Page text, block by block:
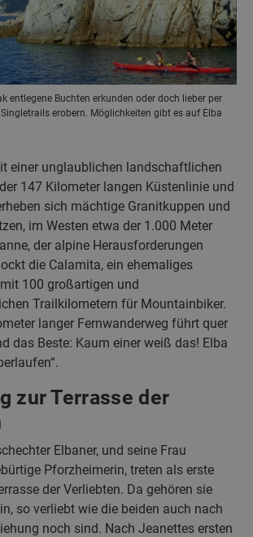
entlegene Buchten erkunden oder doch lieber per
Singletrails erobern. Möglichkeiten gibt es auf Elba
einer unglaublichen landschaftlichen
147 Kilometer langen Küstenlinie und
sich mächtige Granitkuppen und
im Westen etwa der 1.000 Meter
der alpine Herausforderungen
die Calamita, ein ehemaliges
100 großartigen und
Trailkilometern für Mountainbiker.
langer Fernwanderweg führt quer
das Beste: Kaum einer weiß das! Elba
zur Terrasse der
Elbaner, und seine Frau
Pforzheimerin, treten als erste
der Verliebten. Da gehören sie
so verliebt wie die beiden auch nach
noch sind. Nach Jeanettes ersten